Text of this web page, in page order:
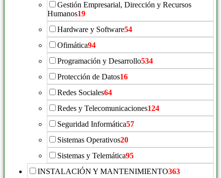
Gestión Empresarial, Dirección y Recursos
Humanos19
Hardware y Software54
Ofimática94
Programación y Desarrollo534
Protección de Datos16
Redes Sociales64
Redes y Telecomunicaciones124
Seguridad Informática57
Sistemas Operativos20
Sistemas y Telemática95
INSTALACIÓN Y MANTENIMIENTO363